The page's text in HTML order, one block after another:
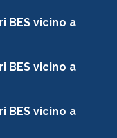
BES vicino a
BES vicino a
BES vicino a